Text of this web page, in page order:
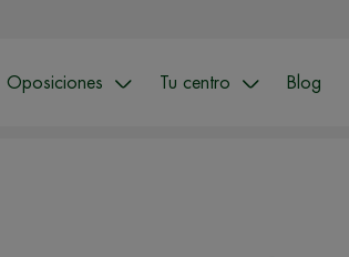
Oposiciones Tu centro Blog